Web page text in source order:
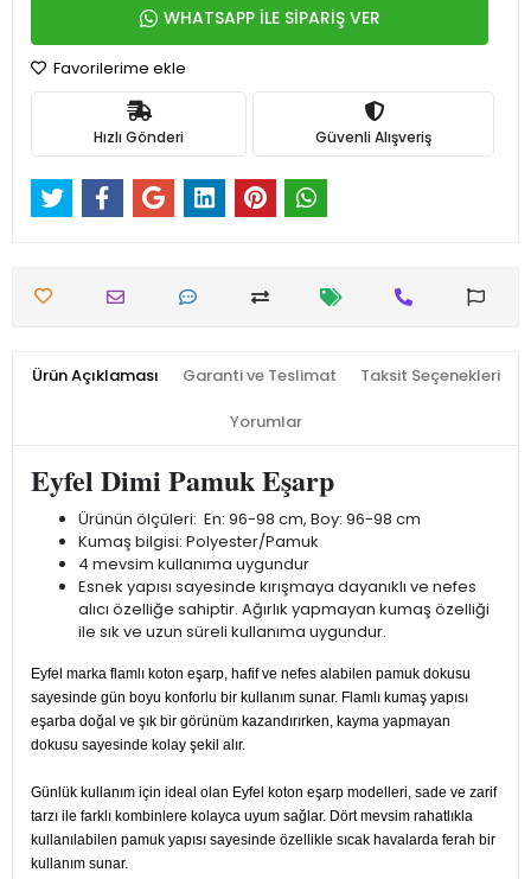
WHATSAPP İLE SİPARİŞ VER
Favorilerime ekle
Hızlı Gönderi Güvenli Alışveriş
Ürün Açıklaması Garanti ve Teslimat Taksit Seçenekleri
Yorumlar
Eyfel Dimi Pamuk Eşarp
Ürünün ölçüleri: En: 96-98 cm, Boy: 96-98 cm
Kumaş bilgisi: Polyester/Pamuk
4 mevsim kullanıma uygundur
Esnek yapısı sayesinde kırışmaya dayanıklı ve nefes
alıcı özelliğe sahiptir. Ağırlık yapmayan kumaş özelliği
ile sık ve uzun süreli kullanıma uygundur.
Eyfel marka flamlı koton eşarp, hafif ve nefes alabilen pamuk dokusu
sayesinde gün boyu konforlu bir kullanım sunar. Flamlı kumaş yapısı
eşarba doğal ve şık bir görünüm kazandırırken, kayma yapmayan
dokusu sayesinde kolay şekil alır.
Günlük kullanım için ideal olan Eyfel koton eşarp modelleri, sade ve zarif
tarzı ile farklı kombinlere kolayca uyum sağlar. Dört mevsim rahatlıkla
kullanılabilen pamuk yapısı sayesinde özellikle sıcak havalarda ferah bir
kullanım sunar.